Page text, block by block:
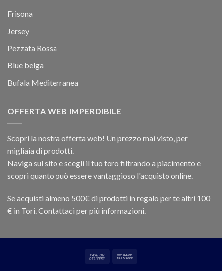
Frisona
Jersey
Pezzata Rossa
Blue belga
Bufala Mediterranea
OFFERTA WEB IMPERDIBILE
Scopri la nostra offerta web! Un prezzo mai visto, per
migliaia di prodotti.
Naviga sul sito e scegli il tuo toro filtrando a piacimento e
scopri quanto può essere vantaggioso l'acquisto online.
Se acquisti almeno 500€ di prodotti in regalo per te altri 100
€ in Tori. Contattaci per più informazioni.